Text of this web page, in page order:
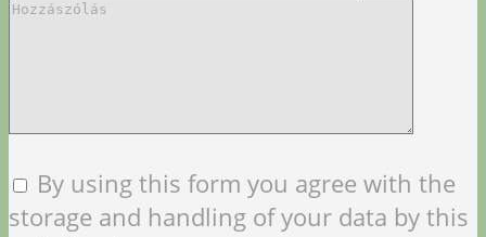
By using this form you agree with the
storage and handling of your data by this